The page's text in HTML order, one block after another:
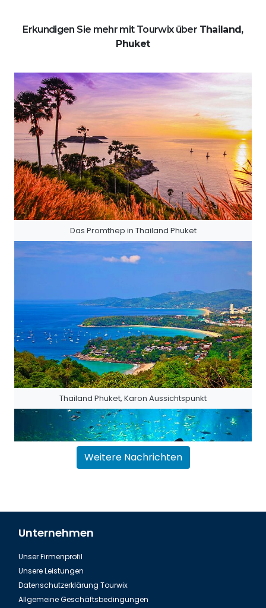
Erkundigen Sie mehr mit Tourwix über Thailand,
Phuket
Das Promthep in Thailand Phuket
Thailand Phuket, Karon Aussichtspunkt
Das Aquarium in Thailand Phuket
Weitere Nachrichten
Unternehmen
Unser Firmenprofil
Unsere Leistungen
Datenschutzerklärung Tourwix
Allgemeine Geschäftsbedingungen